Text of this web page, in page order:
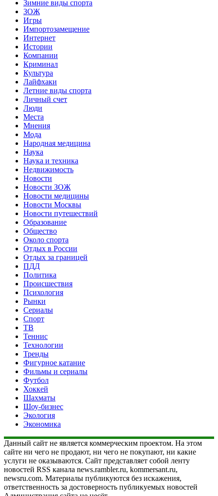
Зимние виды спорта
ЗОЖ
Игры
Импортозамещение
Интернет
Истории
Компании
Криминал
Культура
Лайфхаки
Летние виды спорта
Личный счет
Люди
Места
Мнения
Мода
Народная медицина
Наука
Наука и техника
Недвижимость
Новости
Новости ЗОЖ
Новости медицины
Новости Москвы
Новости путешествий
Образование
Общество
Около спорта
Отдых в России
Отдых за границей
ПДД
Политика
Происшествия
Психология
Рынки
Сериалы
Спорт
ТВ
Теннис
Технологии
Тренды
Фигурное катание
Фильмы и сериалы
Футбол
Хоккей
Шахматы
Шоу-бизнес
Экология
Экономика
Данный сайт не является коммерческим проектом. На этом
сайте ни чего не продают, ни чего не покупают, ни какие
услуги не оказываются. Сайт представляет собой ленту
новостей RSS канала news.rambler.ru, kommersant.ru,
newsru.com. Материалы публикуются без искажения,
ответственность за достоверность публикуемых новостей